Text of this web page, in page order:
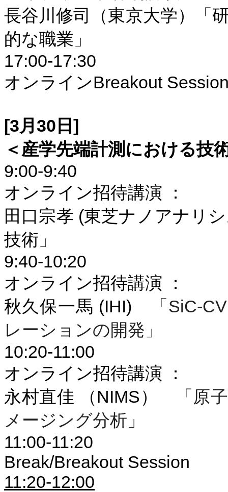
長谷川修司（東京大学）「
的な職業」
17:00-17:30
オンラインBreakout
[3月 30 日 ]
＜産学先端計測における技
9:00-9:40
オンライン招待講演 ：
田口宗孝 (東芝ナノアナリ
技術」
9:40-10:20
オンライン招待講演 ：
秋久保一馬 (IHI) 「 SiC-
レーションの開発」
10:20-11:00
オンライン招待講演 ：
永村直佳 （NIMS） 「 原
メージング分析」
11:00-11:20
Break/Breakout Session
11:20-12:00